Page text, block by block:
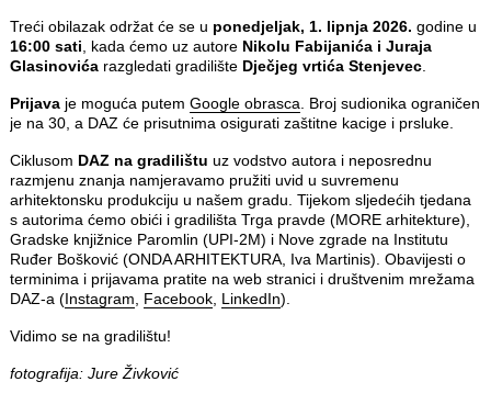
Treći obilazak održat će se u ponedjeljak, 1. lipnja 2026. godine u
16:00 sati , kada ćemo uz autore Nikolu Fabijanića i Juraja
Glasinovićarazgledati gradilište Dječjeg vrtića Stenjevec.
Prijava je moguća putem Google obrasca . Broj sudionika ograničen
je na 30, a DAZ će prisutnima osigurati zaštitne kacige i prsluke.
Ciklusom DAZ na gradilištu uz vodstvo autora i neposrednu
razmjenu znanja namjeravamo pružiti uvid u suvremenu
arhitektonsku produkciju u našem gradu. Tijekom sljedećih tjedana
s autorima ćemo obići i gradilišta Trga pravde (MORE arhitekture),
Gradske knjižnice Paromlin (UPI-2M) i Nove zgrade na Institutu
Ruđer Bošković (ONDA ARHITEKTURA, Iva Martinis). Obavijesti o
terminima i prijavama pratite na web stranici i društvenim mrežama
DAZ-a (Instagram Facebook, LinkedIn).
Vidimo se na gradilištu!
fotografija: Jure Živković